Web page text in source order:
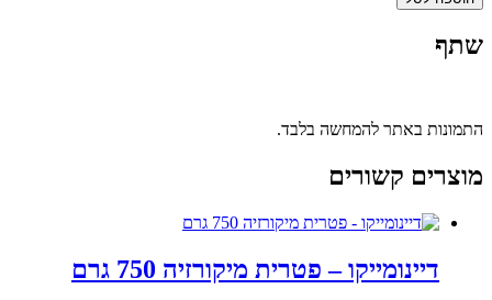
שתף
התמונות באתר להמחשה בלבד.
מוצרים קשורים
דיינומייקו – פטרית מיקורזיה 750 גרם